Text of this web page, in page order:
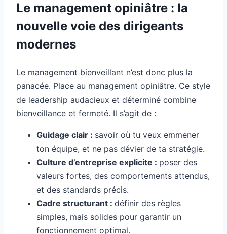
Le management opiniâtre : la
nouvelle voie des dirigeants
modernes
Le management bienveillant n’est donc plus la
panacée. Place au management opiniâtre. Ce style
de leadership audacieux et déterminé combine
bienveillance et fermeté. Il s’agit de :
Guidage clair : savoir où tu veux emmener
ton équipe, et ne pas dévier de ta stratégie.
Culture d’entreprise explicite : poser des
valeurs fortes, des comportements attendus,
et des standards précis.
Cadre structurant : définir des règles
simples, mais solides pour garantir un
fonctionnement optimal.